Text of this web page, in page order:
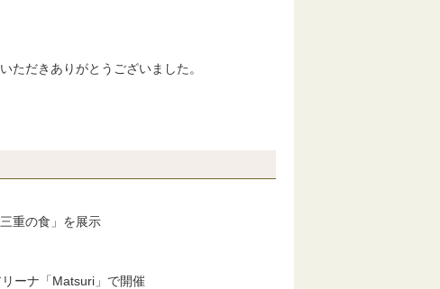
だきありがとうございました。
重の食」を展示
ーナ「Matsuri」で開催